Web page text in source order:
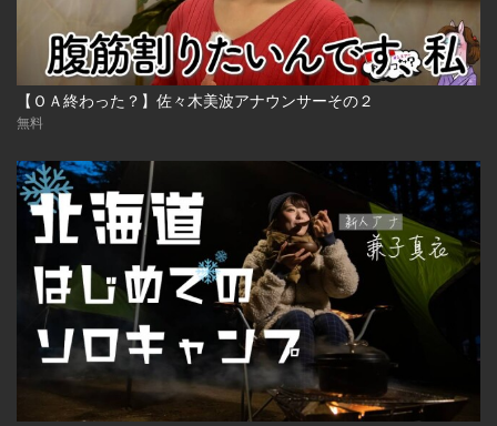
【ＯＡ終わった？】佐々木美波アナウンサーその２
無料